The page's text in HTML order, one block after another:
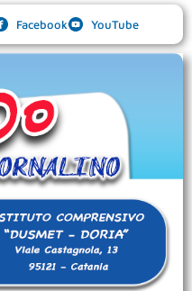
Facebook YouTube